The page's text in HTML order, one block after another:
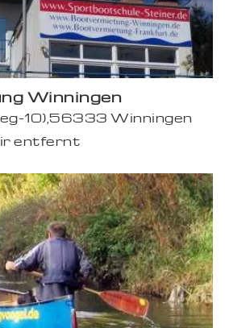
Winningen
10),56333 Winningen
entfernt